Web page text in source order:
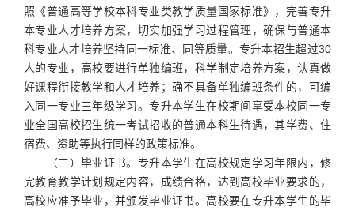
照《普通高等学校本科专业类教学质量国家标准》，完善专升
本专业人才培养方案，切实加强学习过程管理，确保与普通本
科专业人才培养坚持同一标准、同等质量。专升本招生超过30
人的专业，高校要进行单独编班，科学制定培养方案，认真做
好课程衔接教学和人才培养；确不具备单独编班条件的，可编
入同一专业三年级学习。专升本学生在校期间享受本校同一专
业全国高校招生统一考试招收的普通本科生待遇，其学费、住
宿费、资助等执行同样的政策标准。
（三）毕业证书。专升本学生在高校规定学习年限内，修
完教育教学计划规定内容，成绩合格，达到高校毕业要求的，
高校应准予毕业，并颁发毕业证书。高校要在专升本学生的毕